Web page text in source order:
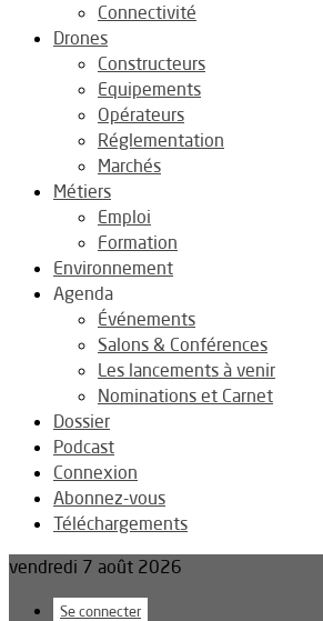
Connectivité
Drones
Constructeurs
Equipements
Opérateurs
Réglementation
Marchés
Métiers
Emploi
Formation
Environnement
Agenda
Événements
Salons & Conférences
Les lancements à venir
Nominations et Carnet
Dossier
Podcast
Connexion
Abonnez-vous
Téléchargements
vendredi 7 août 2026
Se connecter